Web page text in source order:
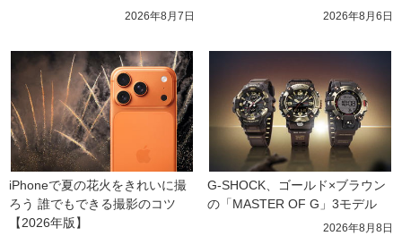
2026年8月7日 2026年8月6日
iPhoneで夏の花火をきれいに撮
ろう 誰でもできる撮影のコツ
【2026年版】
G-SHOCK、ゴールド×ブラウン
の「MASTER OF G」3モデル
2026年8月8日